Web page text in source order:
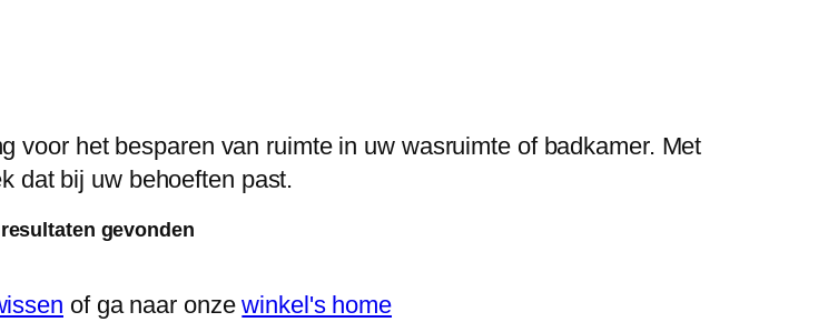
voor het besparen van ruimte in uw wasruimte of badkamer. Met
dat bij uw behoeften past.
gevonden
of ga naar onzewinkel's home